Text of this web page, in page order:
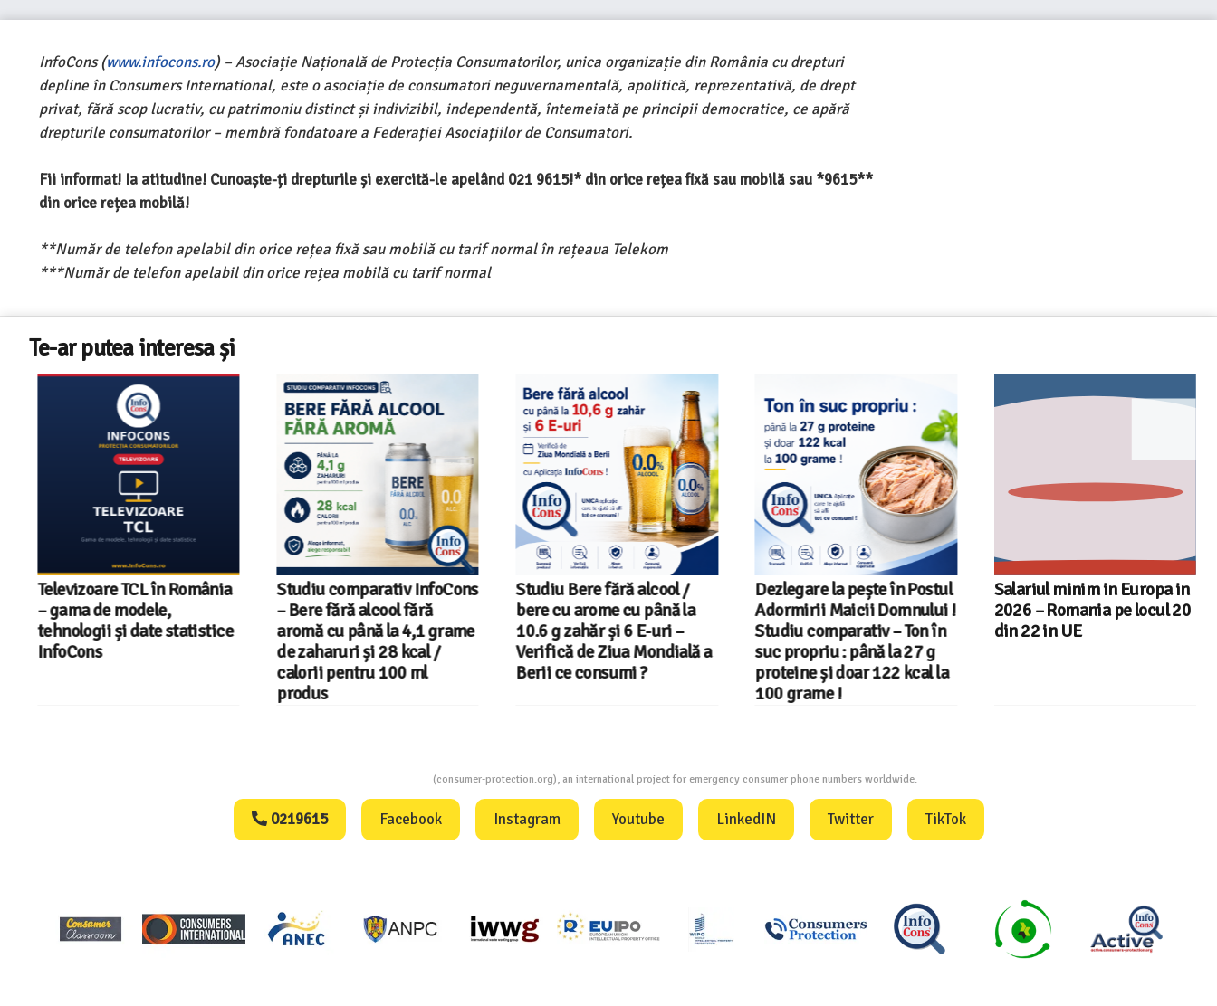
InfoCons (www.infocons.ro) – Asociație Națională de Protecția Consumatorilor, unica organizație din România cu drepturi
depline în Consumers International, este o asociație de consumatori neguvernamentală, apolitică, reprezentativă, de drept
privat, fără scop lucrativ, cu patrimoniu distinct și indivizibil, independentă, întemeiată pe principii democratice, ce apără
drepturile consumatorilor – membră fondatoare a Federației Asociațiilor de Consumatori.
Fii informat! Ia atitudine! Cunoaște-ți drepturile și exercită-le apelând 021 9615!* din orice rețea fixă sau mobilă sau *9615**
din orice rețea mobilă!
**Număr de telefon apelabil din orice rețea fixă sau mobilă cu tarif normal în rețeaua Telekom
***Număr de telefon apelabil din orice rețea mobilă cu tarif normal
Te-ar putea interesa și
Televizoare TCL în România
– gama de modele,
tehnologii și date statistice
InfoCons
Studiu comparativ InfoCons
– Bere fără alcool fără
aromă cu până la 4,1 grame
de zaharuri și 28 kcal /
calorii pentru 100 ml
produs
Studiu Bere fără alcool /
bere cu arome cu până la
10.6 g zahăr și 6 E-uri –
Verifică de Ziua Mondială a
Berii ce consumi ?
Dezlegare la pește în Postul
Adormirii Maicii Domnului !
Studiu comparativ – Ton în
suc propriu : până la 27 g
proteine și doar 122 kcal la
100 grame !
Salariul minim in Europa in
2026 – Romania pe locul 20
din 22 in UE
(consumer-protection.org), an international project for emergency consumer phone numbers worldwide.
0219615 Facebook Instagram Youtube LinkedIN Twitter TikTok